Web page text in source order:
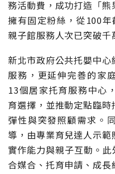
務活動費，成功打造「熊
擁有固定粉絲，從100
親子館服務人次已突破
新北市政府公共托嬰中
服務，更延伸完善的家
13個居家托育服務中心
育選擇，並推動定點臨
彈性與突發照顧需求。
導，由專業育兒達人示
實作能力與親子互動。
合媒合、托育申請、成長